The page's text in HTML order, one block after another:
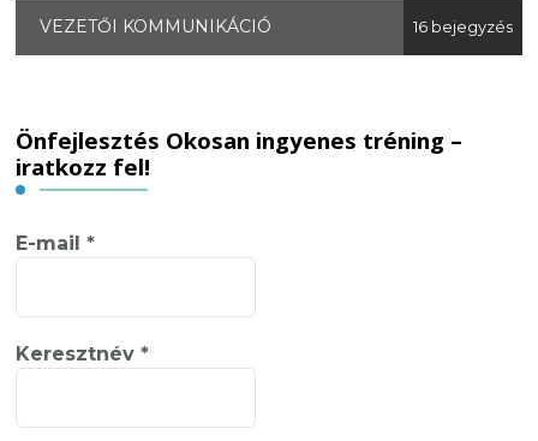
VEZETŐI KOMMUNIKÁCIÓ 16 bejegyzés
Önfejlesztés Okosan ingyenes tréning –
iratkozz fel!
E-mail*
Keresztnév*